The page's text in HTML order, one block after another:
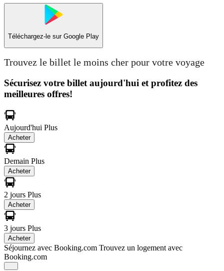
Téléchargez-le sur Google Play
Trouvez le billet le moins cher pour votre voyage
Sécurisez votre billet aujourd'hui et profitez des
meilleures offres!
Aujourd'hui Plus
Acheter
Demain Plus
Acheter
2 jours Plus
Acheter
3 jours Plus
Acheter
Séjournez avec Booking.com Trouvez un logement avec
Booking.com